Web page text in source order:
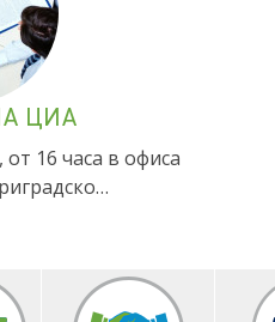
ЦИА
16 часа в офиса